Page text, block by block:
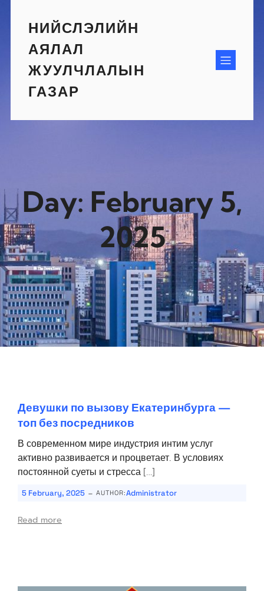
contentНИЙСЛЭЛИЙН
АЯЛАЛ
ЖУУЛЧЛАЛЫН
ГАЗАР
Day: February 5,
2025
Девушки по вызову Екатеринбурга —
топ без посредников
В современном мире индустрия интим услуг
активно развивается и процветает. В условиях
постоянной суеты и стресса […]
5 February, 2025 - AUTHOR:Administrator
Read more